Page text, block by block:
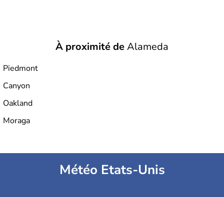
À proximité deAlameda
Piedmont
Canyon
Oakland
Moraga
Météo Etats-Unis